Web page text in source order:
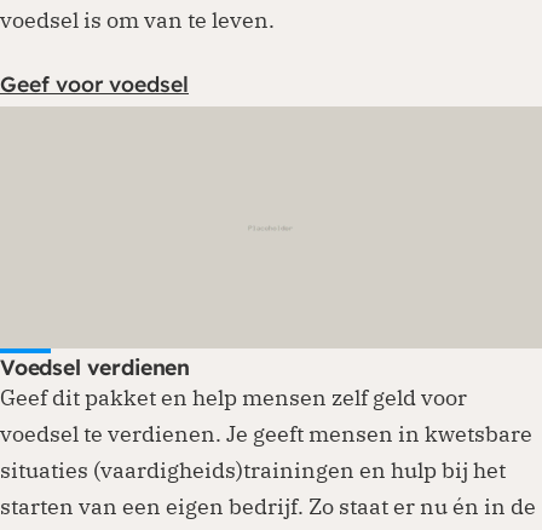
voedsel is om van te leven.
Geef voor voedsel
Voedsel verdienen
Geef dit pakket en help mensen zelf geld voor
voedsel te verdienen. Je geeft mensen in kwetsbare
situaties (vaardigheids)trainingen en hulp bij het
starten van een eigen bedrijf. Zo staat er nu én in de